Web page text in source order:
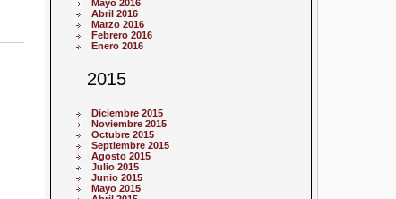
Mayo 2016
Abril 2016
Marzo 2016
Febrero 2016
Enero 2016
2015
Diciembre 2015
Noviembre 2015
Octubre 2015
Septiembre 2015
Agosto 2015
Julio 2015
Junio 2015
Mayo 2015